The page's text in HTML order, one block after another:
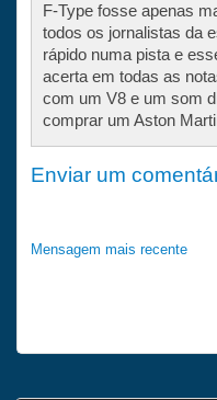
F-Type fosse apenas
todos os jornalistas da
rápido numa pista e
acerta em todas as
com um V8 e um som
comprar um Aston
Enviar um
Mensagem mais recente